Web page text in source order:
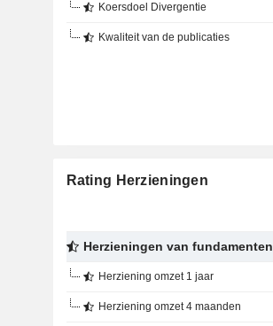
Koersdoel Divergentie
Kwaliteit van de publicaties
Rating Herzieningen
Herzieningen van fundamenten
Herziening omzet 1 jaar
Herziening omzet 4 maanden